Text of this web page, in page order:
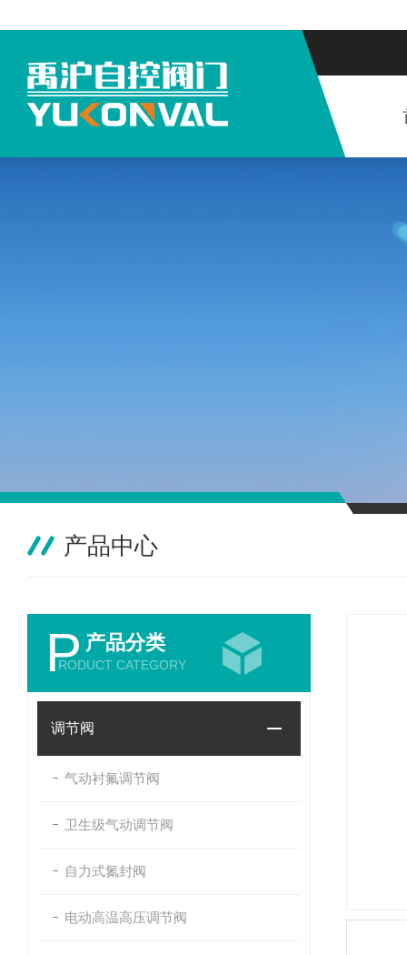
产品中心
P 产品分类
RODUCT CATEGORY
调节阀
气动衬氟调节阀
卫生级气动调节阀
自力式氮封阀
电动高温高压调节阀